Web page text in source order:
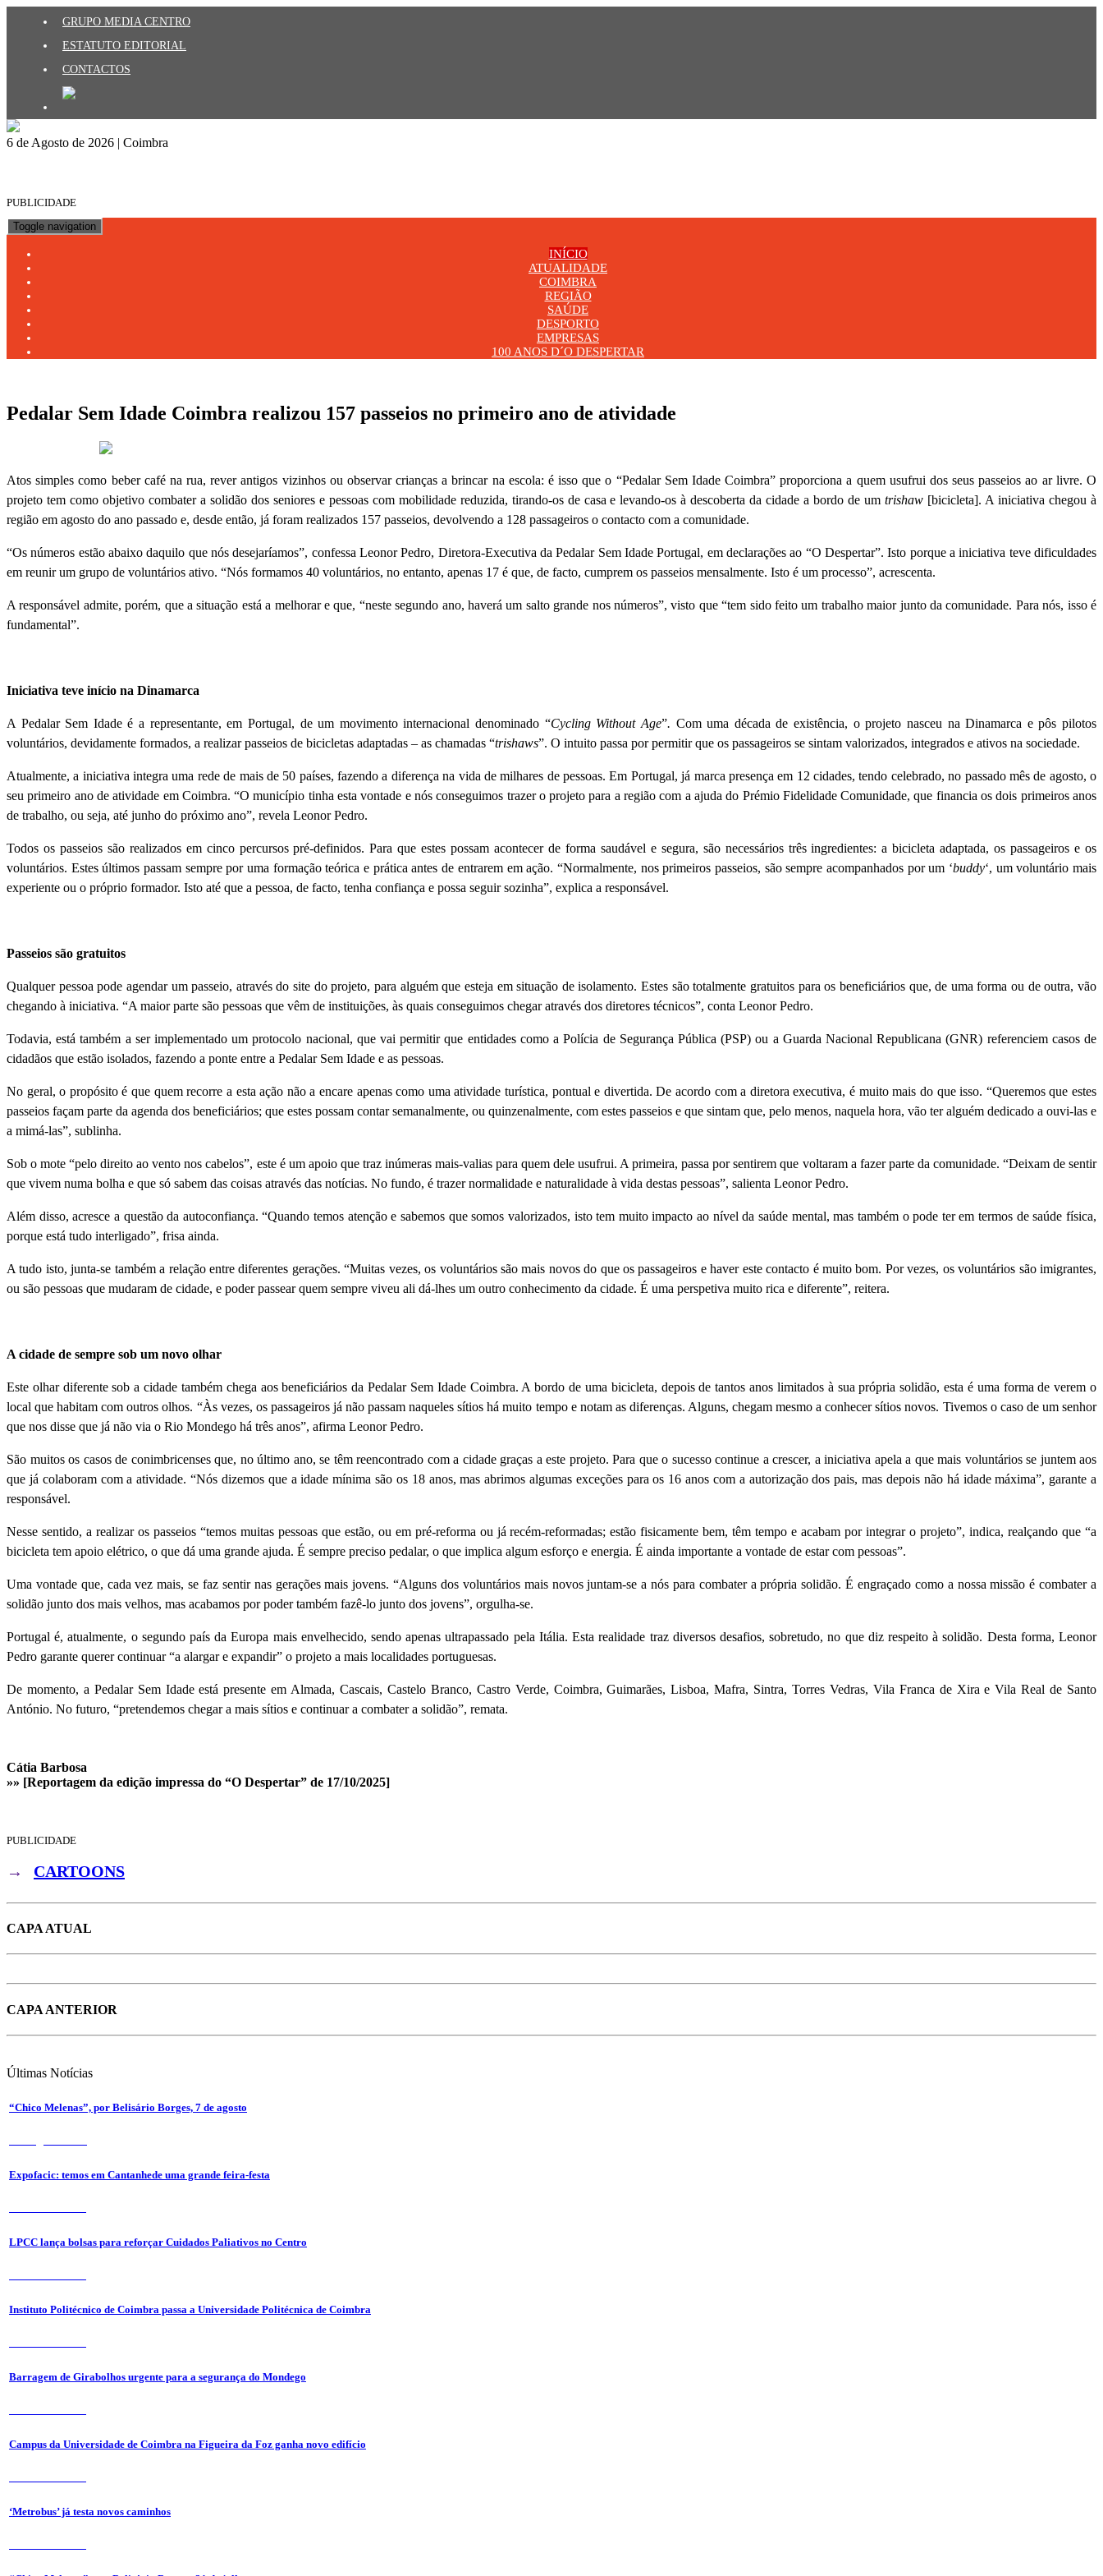
GRUPO MEDIA CENTRO
ESTATUTO EDITORIAL
CONTACTOS
6 de Agosto de 2026 | Coimbra
PUBLICIDADE
Toggle navigation
INÍCIO
ATUALIDADE
COIMBRA
REGIÃO
SAÚDE
DESPORTO
EMPRESAS
100 ANOS D´O DESPERTAR
Pedalar Sem Idade Coimbra realizou 157 passeios no primeiro ano de atividade
Atos simples como beber café na rua, rever antigos vizinhos ou observar crianças a brincar na escola: é isso que o “Pedalar Sem Idade Coimbra” proporciona a quem usufrui dos seus passeios ao ar livre. O
projeto tem como objetivo combater a solidão dos seniores e pessoas com mobilidade reduzida, tirando-os de casa e levando-os à descoberta da cidade a bordo de umtrishaw [bicicleta]. A iniciativa chegou à
região em agosto do ano passado e, desde então, já foram realizados 157 passeios, devolvendo a 128 passageiros o contacto com a comunidade.
“Os números estão abaixo daquilo que nós desejaríamos”, confessa Leonor Pedro, Diretora-Executiva da Pedalar Sem Idade Portugal, em declarações ao “O Despertar”. Isto porque a iniciativa teve dificuldades
em reunir um grupo de voluntários ativo. “Nós formamos 40 voluntários, no entanto, apenas 17 é que, de facto, cumprem os passeios mensalmente. Isto é um processo”, acrescenta.
A responsável admite, porém, que a situação está a melhorar e que, “neste segundo ano, haverá um salto grande nos números”, visto que “tem sido feito um trabalho maior junto da comunidade. Para nós, isso é
fundamental”.
Iniciativa teve início na Dinamarca
A Pedalar Sem Idade é a representante, em Portugal, de um movimento internacional denominado “Cycling Without Age”. Com uma década de existência, o projeto nasceu na Dinamarca e pôs pilotos
voluntários, devidamente formados, a realizar passeios de bicicletas adaptadas – as chamadas “trishaws”. O intuito passa por permitir que os passageiros se sintam valorizados, integrados e ativos na sociedade.
Atualmente, a iniciativa integra uma rede de mais de 50 países, fazendo a diferença na vida de milhares de pessoas. Em Portugal, já marca presença em 12 cidades, tendo celebrado, no passado mês de agosto, o
seu primeiro ano de atividade em Coimbra. “O município tinha esta vontade e nós conseguimos trazer o projeto para a região com a ajuda do Prémio Fidelidade Comunidade, que financia os dois primeiros anos
de trabalho, ou seja, até junho do próximo ano”, revela Leonor Pedro.
Todos os passeios são realizados em cinco percursos pré-definidos. Para que estes possam acontecer de forma saudável e segura, são necessários três ingredientes: a bicicleta adaptada, os passageiros e os
voluntários. Estes últimos passam sempre por uma formação teórica e prática antes de entrarem em ação. “Normalmente, nos primeiros passeios, são sempre acompanhados por um ‘buddy‘, um voluntário mais
experiente ou o próprio formador. Isto até que a pessoa, de facto, tenha confiança e possa seguir sozinha”, explica a responsável.
Passeios são gratuitos
Qualquer pessoa pode agendar um passeio, através do site do projeto, para alguém que esteja em situação de isolamento. Estes são totalmente gratuitos para os beneficiários que, de uma forma ou de outra, vão
chegando à iniciativa. “A maior parte são pessoas que vêm de instituições, às quais conseguimos chegar através dos diretores técnicos”, conta Leonor Pedro.
Todavia, está também a ser implementado um protocolo nacional, que vai permitir que entidades como a Polícia de Segurança Pública (PSP) ou a Guarda Nacional Republicana (GNR) referenciem casos de
cidadãos que estão isolados, fazendo a ponte entre a Pedalar Sem Idade e as pessoas.
No geral, o propósito é que quem recorre a esta ação não a encare apenas como uma atividade turística, pontual e divertida. De acordo com a diretora executiva, é muito mais do que isso. “Queremos que estes
passeios façam parte da agenda dos beneficiários; que estes possam contar semanalmente, ou quinzenalmente, com estes passeios e que sintam que, pelo menos, naquela hora, vão ter alguém dedicado a ouvi-las e
a mimá-las”, sublinha.
Sob o mote “pelo direito ao vento nos cabelos”, este é um apoio que traz inúmeras mais-valias para quem dele usufrui. A primeira, passa por sentirem que voltaram a fazer parte da comunidade. “Deixam de sentir
que vivem numa bolha e que só sabem das coisas através das notícias. No fundo, é trazer normalidade e naturalidade à vida destas pessoas”, salienta Leonor Pedro.
Além disso, acresce a questão da autoconfiança. “Quando temos atenção e sabemos que somos valorizados, isto tem muito impacto ao nível da saúde mental, mas também o pode ter em termos de saúde física,
porque está tudo interligado”, frisa ainda.
A tudo isto, junta-se também a relação entre diferentes gerações. “Muitas vezes, os voluntários são mais novos do que os passageiros e haver este contacto é muito bom. Por vezes, os voluntários são imigrantes,
ou são pessoas que mudaram de cidade, e poder passear quem sempre viveu ali dá-lhes um outro conhecimento da cidade. É uma perspetiva muito rica e diferente”, reitera.
A cidade de sempre sob um novo olhar
Este olhar diferente sob a cidade também chega aos beneficiários da Pedalar Sem Idade Coimbra. A bordo de uma bicicleta, depois de tantos anos limitados à sua própria solidão, esta é uma forma de verem o
local que habitam com outros olhos. “Às vezes, os passageiros já não passam naqueles sítios há muito tempo e notam as diferenças. Alguns, chegam mesmo a conhecer sítios novos. Tivemos o caso de um senhor
que nos disse que já não via o Rio Mondego há três anos”, afirma Leonor Pedro.
São muitos os casos de conimbricenses que, no último ano, se têm reencontrado com a cidade graças a este projeto. Para que o sucesso continue a crescer, a iniciativa apela a que mais voluntários se juntem aos
que já colaboram com a atividade. “Nós dizemos que a idade mínima são os 18 anos, mas abrimos algumas exceções para os 16 anos com a autorização dos pais, mas depois não há idade máxima”, garante a
responsável.
Nesse sentido, a realizar os passeios “temos muitas pessoas que estão, ou em pré-reforma ou já recém-reformadas; estão fisicamente bem, têm tempo e acabam por integrar o projeto”, indica, realçando que “a
bicicleta tem apoio elétrico, o que dá uma grande ajuda. É sempre preciso pedalar, o que implica algum esforço e energia. É ainda importante a vontade de estar com pessoas”.
Uma vontade que, cada vez mais, se faz sentir nas gerações mais jovens. “Alguns dos voluntários mais novos juntam-se a nós para combater a própria solidão. É engraçado como a nossa missão é combater a
solidão junto dos mais velhos, mas acabamos por poder também fazê-lo junto dos jovens”, orgulha-se.
Portugal é, atualmente, o segundo país da Europa mais envelhecido, sendo apenas ultrapassado pela Itália. Esta realidade traz diversos desafios, sobretudo, no que diz respeito à solidão. Desta forma, Leonor
Pedro garante querer continuar “a alargar e expandir” o projeto a mais localidades portuguesas.
De momento, a Pedalar Sem Idade está presente em Almada, Cascais, Castelo Branco, Castro Verde, Coimbra, Guimarães, Lisboa, Mafra, Sintra, Torres Vedras, Vila Franca de Xira e Vila Real de Santo
António. No futuro, “pretendemos chegar a mais sítios e continuar a combater a solidão”, remata.
Cátia Barbosa
»» [Reportagem da edição impressa do “O Despertar” de 17/10/2025]
PUBLICIDADE
→ CARTOONS
CAPA ATUAL
CAPA ANTERIOR
Últimas Notícias
“Chico Melenas”, por Belisário Borges, 7 de agosto
Expofacic: temos em Cantanhede uma grande feira-festa
LPCC lança bolsas para reforçar Cuidados Paliativos no Centro
Instituto Politécnico de Coimbra passa a Universidade Politécnica de Coimbra
Barragem de Girabolhos urgente para a segurança do Mondego
Campus da Universidade de Coimbra na Figueira da Foz ganha novo edifício
‘Metrobus’ já testa novos caminhos